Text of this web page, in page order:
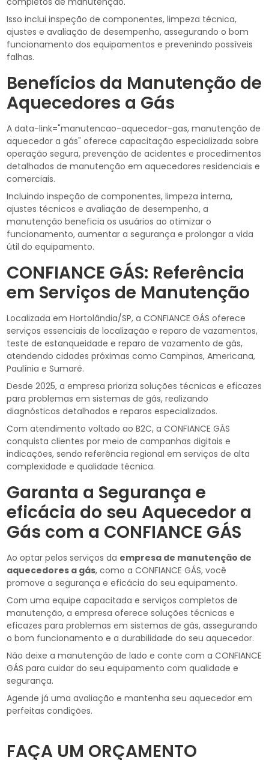
Isso inclui inspeção de componentes, limpeza técnica,
ajustes e avaliação de desempenho, assegurando o bom
funcionamento dos equipamentos e prevenindo possíveis
falhas.
Benefícios da Manutenção de
Aquecedores a Gás
A data-link="manutencao-aquecedor-gas, manutenção de
aquecedor a gás" oferece capacitação especializada sobre
operação segura, prevenção de acidentes e procedimentos
detalhados de manutenção em aquecedores residenciais e
comerciais.
Incluindo inspeção de componentes, limpeza interna,
ajustes técnicos e avaliação de desempenho, a
manutenção beneficia os usuários ao otimizar o
funcionamento, aumentar a segurança e prolongar a vida
útil do equipamento.
CONFIANCE GÁS: Referência
em Serviços de Manutenção
Localizada em Hortolândia/SP, a CONFIANCE GÁS oferece
serviços essenciais de localização e reparo de vazamentos,
teste de estanqueidade e reparo de vazamento de gás,
atendendo cidades próximas como Campinas, Americana,
Paulínia e Sumaré.
Desde 2025, a empresa prioriza soluções técnicas e eficazes
para problemas em sistemas de gás, realizando
diagnósticos detalhados e reparos especializados.
Com atendimento voltado ao B2C, a CONFIANCE GÁS
conquista clientes por meio de campanhas digitais e
indicações, sendo referência regional em serviços de alta
complexidade e qualidade técnica.
Garanta a Segurança e
eficácia do seu Aquecedor a
Gás com a CONFIANCE GÁS
Ao optar pelos serviços da empresa de manutenção de
aquecedores a gás, como a CONFIANCE GÁS, você
promove a segurança e eficácia do seu equipamento.
Com uma equipe capacitada e serviços completos de
manutenção, a empresa oferece soluções técnicas e
eficazes para problemas em sistemas de gás, assegurando
o bom funcionamento e a durabilidade do seu aquecedor.
Não deixe a manutenção de lado e conte com a CONFIANCE
GÁS para cuidar do seu equipamento com qualidade e
segurança.
Agende já uma avaliação e mantenha seu aquecedor em
perfeitas condições.
FAÇA UM ORÇAMENTO